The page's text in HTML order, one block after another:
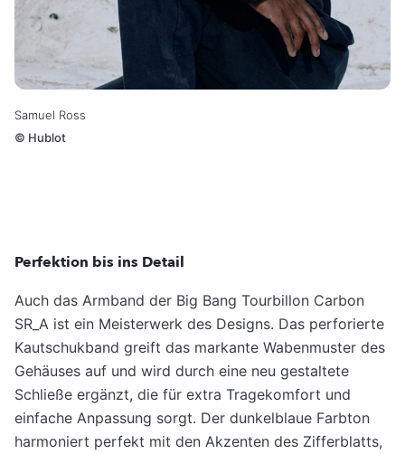
Samuel Ross
© Hublot
Perfektion bis ins Detail
Auch das Armband der Big Bang Tourbillon Carbon
SR_A ist ein Meisterwerk des Designs. Das perforierte
Kautschukband greift das markante Wabenmuster des
Gehäuses auf und wird durch eine neu gestaltete
Schließe ergänzt, die für extra Tragekomfort und
einfache Anpassung sorgt. Der dunkelblaue Farbton
harmoniert perfekt mit den Akzenten des Zifferblatts,